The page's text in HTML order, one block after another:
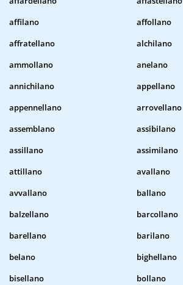
affilano
affollano
affratellano
alchilano
ammollano
anelano
annichilano
appellano
appennellano
arrovellano
assemblano
assibilano
assillano
assimilano
attillano
avallano
avvallano
ballano
balzellano
barcollano
barellano
barilano
belano
bighellano
bisellano
bollano